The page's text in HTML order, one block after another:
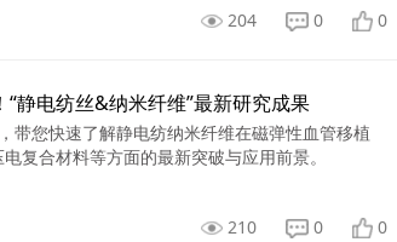
204 0 0
静电纺丝&纳米纤维”最新研究成果
带您快速了解静电纺纳米纤维在磁弹性血管移植
复合材料等方面的最新突破与应用前景。
210 0 0